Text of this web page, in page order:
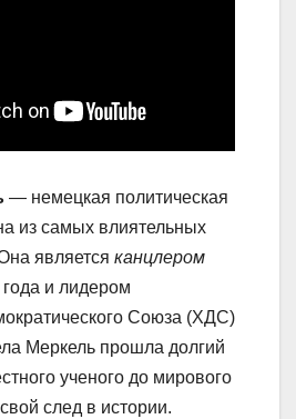
— немецкая политическая
из самых влиятельных
является канцлером
и лидером
Союза (ХДС)
Меркель прошла долгий
ученого до мирового
след в истории.